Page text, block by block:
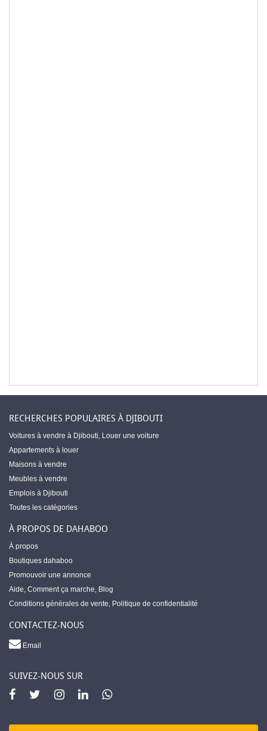
RECHERCHES POPULAIRES À DJIBOUTI
Voitures à vendre à Djibouti, Louer une voiture
Appartements à louer
Maisons à vendre
Meubles à vendre
Emplois à Djibouti
Toutes les catégories
À PROPOS DE DAHABOO
À propos
Boutiques dahaboo
Promouvoir une annonce
Aide, Comment ça marche, Blog
Conditions générales de vente, Politique de confidentialité
CONTACTEZ-NOUS
Email
SUIVEZ-NOUS SUR